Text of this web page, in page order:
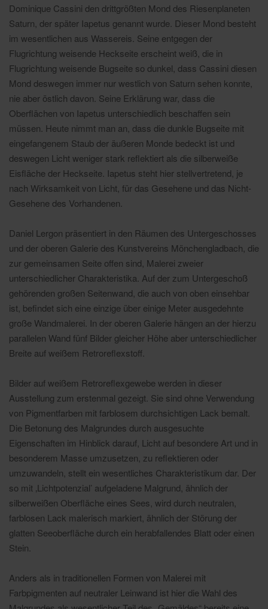
Dominique Cassini den drittgrößten Mond des Riesenplaneten
Saturn, der später Iapetus genannt wurde. Dieser Mond besteht
im wesentlichen aus Wassereis. Seine entgegen der
Flugrichtung weisende Heckseite erscheint weiß, die in
Flugrichtung weisende Bugseite so dunkel, dass Cassini diesen
Mond deswegen immer nur westlich von Saturn sehen konnte,
nie aber östlich davon. Seine Erklärung war, dass die
Oberflächen von Iapetus unterschiedlich beschaffen sein
müssen. Heute nimmt man an, dass die dunkle Bugseite mit
eingefangenem Staub der äußeren Monde bedeckt ist und
deswegen Licht weniger stark reflektiert als die silberweiße
Eisfläche der Heckseite. Iapetus steht hier stellvertretend, je
nach Wirksamkeit von Licht, für das Gesehene und das Nicht-
Gesehene des Vorhandenen.
Daniel Lergon präsentiert in den Räumen des Untergeschosses
und der oberen Galerie des Kunstvereins Mönchengladbach, die
zur gemeinsamen Seite offen sind, Malerei zweier
unterschiedlicher Charakteristika. Auf der zum Untergeschoß
gehörenden großen Seitenwand, die auch von oben einsehbar
ist, befindet sich eine einzige über einige Meter ausgedehnte
große Wandmalerei. In der oberen Galerie hängen an der hierzu
parallelen Wand fünf Bilder gleicher Höhe aber unterschiedlicher
Breite auf weißem Retroreflexstoff.
Bilder auf weißem Retroreflexgewebe werden in dieser
Ausstellung zum erstenmal gezeigt. Sie sind ohne Verwendung
von Pigmentfarben mit farblosem durchsichtigen Lack bemalt.
Die Betonung des Malgrundes durch ausgesuchte
Eigenschaften im Hinblick darauf, Licht auf besondere Art und in
besonderem Masse umzusetzen, zu reflektieren oder
umzuwandeln, stellt ein wesentliches Charakteristikum dar. Der
so mit ‚Lichtpotenzial’ aufgeladene Malgrund, ähnlich der
silberweißen Oberfläche eines Sees, wird durch neutralen,
farblosen Lack malerisch markiert, ähnlich der Störung der
glatten Seeoberfläche durch ein herabfallendes Blatt oder einen
Stein.
Anders als in traditionellen Formen von Malerei mit
Farbpigmenten auf neutraler Leinwand ist hier die Wahl des